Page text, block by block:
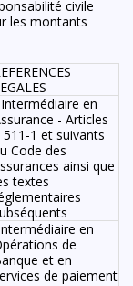
civile
les montants
Intermédiaire en
- Articles
511-1 et suivants
Code des
ainsi que
textes
en
de
et en
de paiement